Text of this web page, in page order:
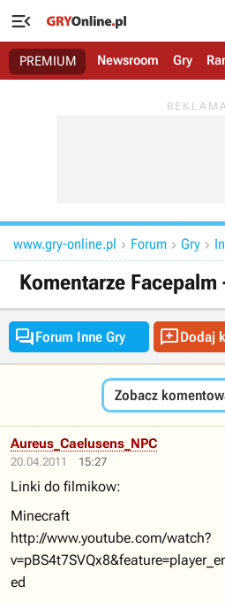

PREMIUM Newsroom Gry
www.gry-online.pl  Forum  Gry 
Komentarze
Forum Inne Gry Dodaj
Zobacz
20.04.2011 15:27
Aureus_Caelusens_NPC
Linki do filmikow:
Minecraft
http://www.youtube.com/watch?
ed